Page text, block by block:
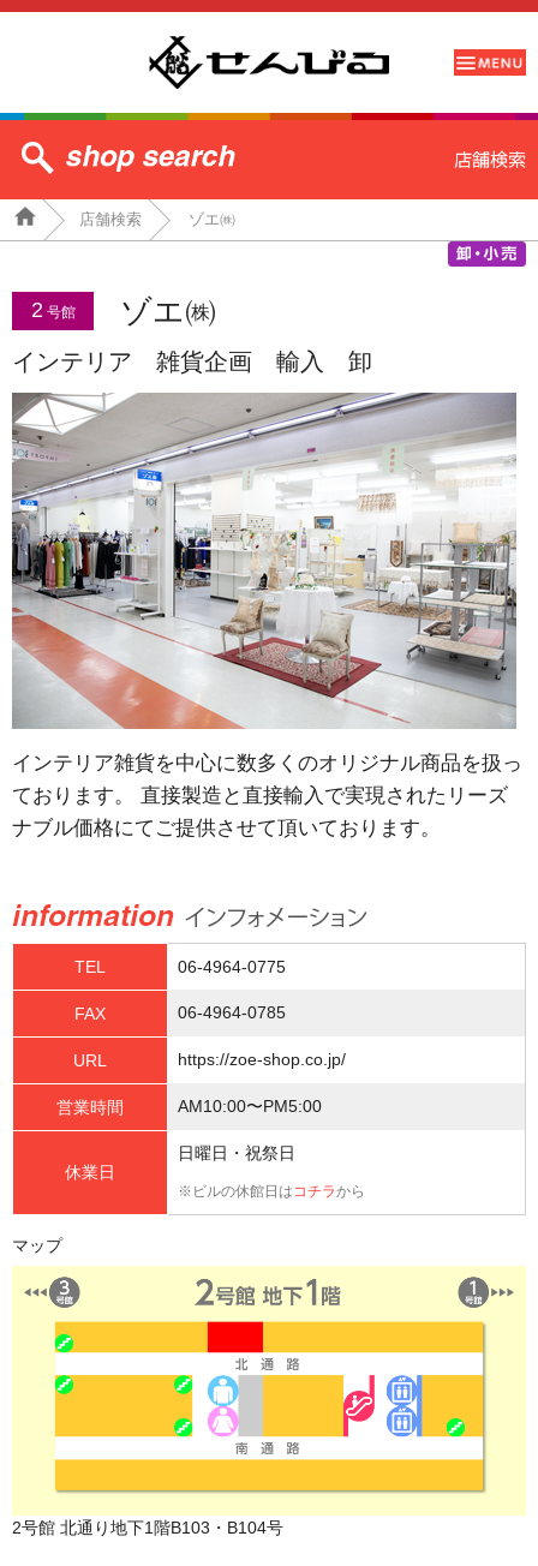
店舗検索 ゾエ㈱
2 号館 ゾエ㈱
インテリア 雑貨企画 輸入 卸
インテリア雑貨を中心に数多くのオリジナル商品を扱っ
ております。 直接製造と直接輸入で実現されたリーズ
ナブル価格にてご提供させて頂いております。
TEL 06-4964-0775
FAX 06-4964-0785
URL https://zoe-shop.co.jp/
営業時間 AM10:00〜PM5:00
休業日
日曜日・祝祭日
※ビルの休館日は コチラから
マップ
2号館 北通り地下1階B103・B104号